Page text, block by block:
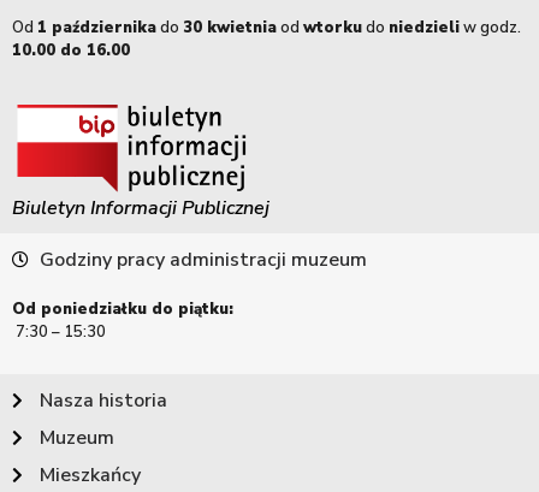
Od 1 październikado 30 kwietniaod wtorkudo niedzieliw godz.
10.00 do 16.00
Biuletyn Informacji Publicznej
Godziny pracy administracji muzeum
Od poniedziałku do piątku:
7:30 – 15:30
Nasza historia
Muzeum
Mieszkańcy